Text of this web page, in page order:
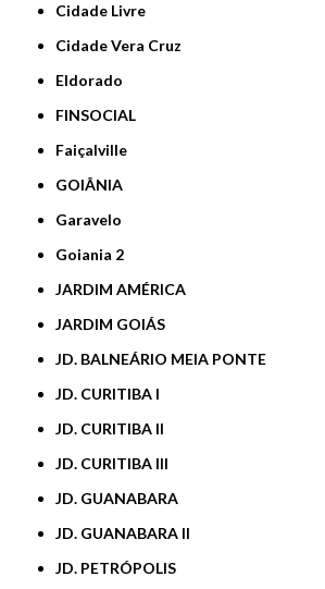
Cidade Livre
Cidade Vera Cruz
Eldorado
FINSOCIAL
Faiçalville
GOIÂNIA
Garavelo
Goiania 2
JARDIM AMÉRICA
JARDIM GOIÁS
JD. BALNEÁRIO MEIA PONTE
JD. CURITIBA I
JD. CURITIBA II
JD. CURITIBA III
JD. GUANABARA
JD. GUANABARA II
JD. PETRÓPOLIS